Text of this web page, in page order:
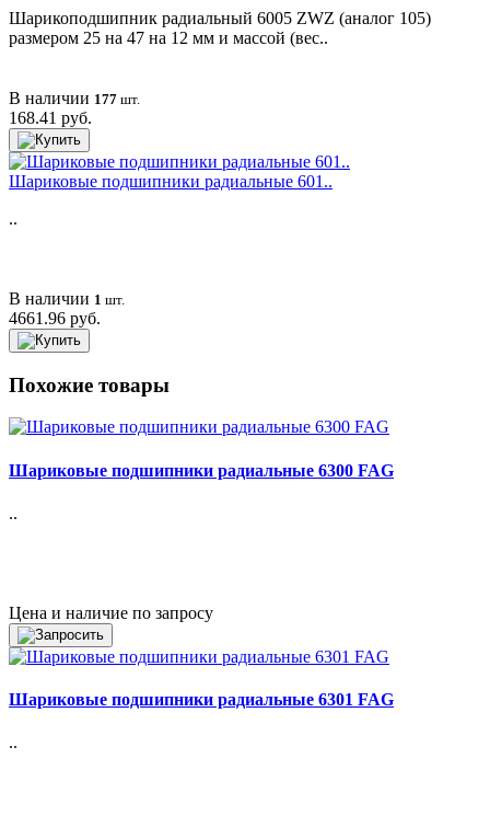
Шарикоподшипник радиальный 6005 ZWZ (аналог 105)
размером 25 на 47 на 12 мм и массой (вес..
В наличии 177 шт.
168.41 руб.
Шариковые подшипники радиальные 601..
..
В наличии 1 шт.
4661.96 руб.
Похожие товары
Шариковые подшипники радиальные 6300 FAG
..
Цена и наличие по запросу
Шариковые подшипники радиальные 6301 FAG
..